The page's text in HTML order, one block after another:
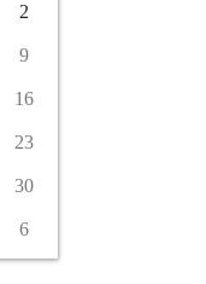
2
9
16
23
30
6